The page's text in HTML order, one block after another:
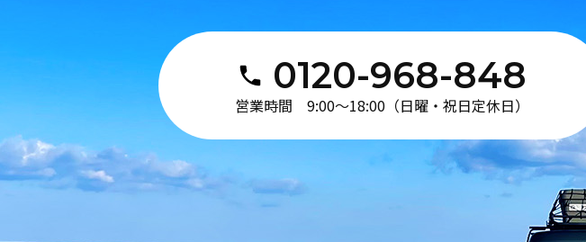
0120-968-848
営業時間 9:00〜18:00（日曜・祝日定休日）